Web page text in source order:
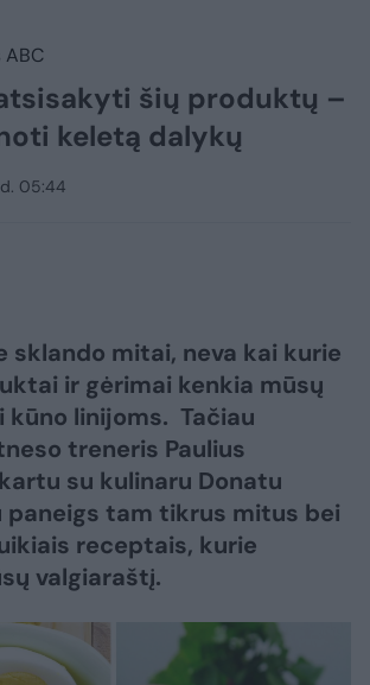
šių produktų –
keletą dalykų
d. 05:44
sklando mitai, neva kai kurie
ir gėrimai kenkia mūsų
kūno linijoms. Tačiau
treneris Paulius
su kulinaru Donatu
paneigs tam tikrus mitus bei
receptais, kurie
valgiaraštį.